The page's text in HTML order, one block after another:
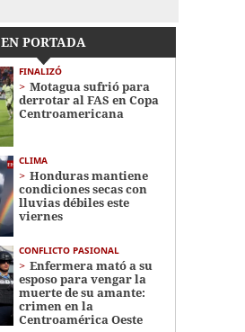
EN PORTADA
FINALIZÓ
Motagua sufrió para
derrotar al FAS en Copa
Centroamericana
CLIMA
Honduras mantiene
condiciones secas con
lluvias débiles este
viernes
CONFLICTO PASIONAL
Enfermera mató a su
esposo para vengar la
muerte de su amante:
crimen en la
Centroamérica Oeste